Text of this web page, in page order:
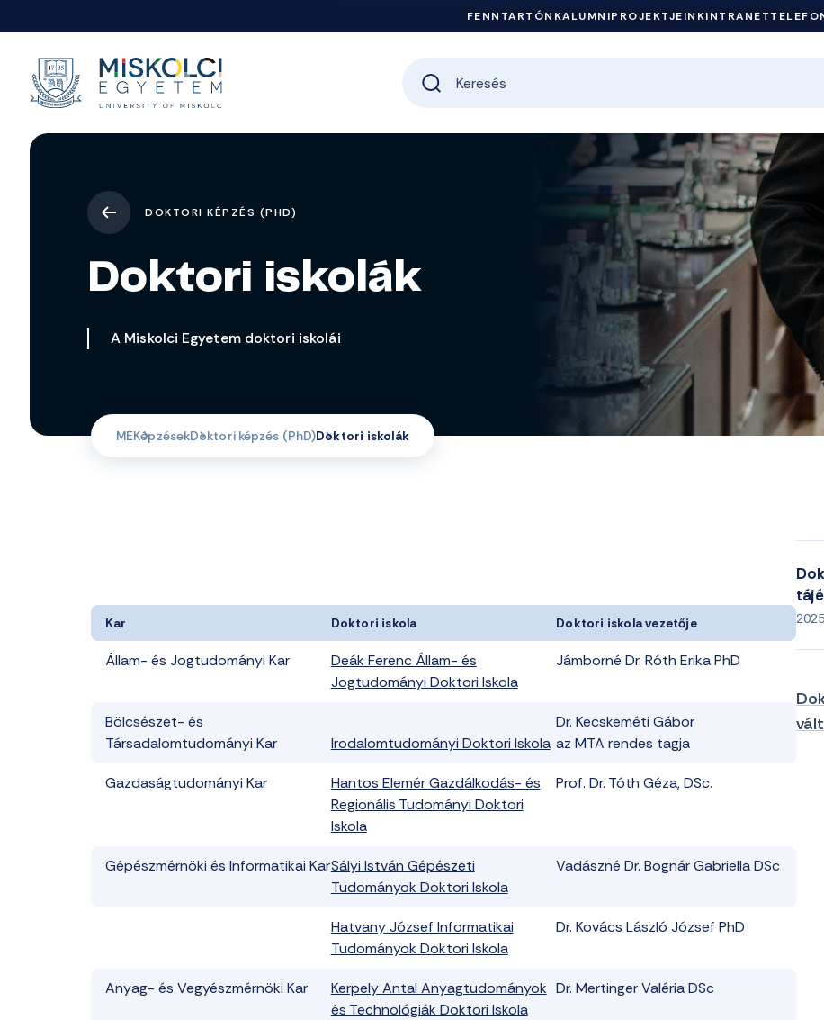
FENNTARTÓNKALUMNIPROJEKTJEINKINTRANET
DOKTORI KÉPZÉS (PHD)
Doktori iskolák
A Miskolci Egyetem doktori iskolái
MEKépzésekDoktori képzés (PhD)Doktori iskolák
Kar Doktori iskola Doktori iskola vezetője
Állam- és Jogtudományi Kar
Deák Ferenc Állam- és
Jogtudományi Doktori Iskola
Jámborné Dr. Róth Erika PhD
Bölcsészet- és
Társadalomtudományi Kar
Irodalomtudományi Doktori Iskola
Dr. Kecskeméti Gábor
az MTA rendes tagja
Gazdaságtudományi Kar
Hantos Elemér Gazdálkodás- és
Regionális Tudományi Doktori
Iskola
Prof. Dr. Tóth Géza, DSc.
Gépészmérnöki és Informatikai KarSályi István Gépészeti
Tudományok Doktori Iskola
Vadászné Dr. Bognár Gabriella DSc
Hatvany József Informatikai
Tudományok Doktori Iskola
Dr. Kovács László József PhD
Anyag- és Vegyészmérnöki Kar
Kerpely Antal Anyagtudományok
és Technológiák Doktori Iskola
Dr. Mertinger Valéria DSc